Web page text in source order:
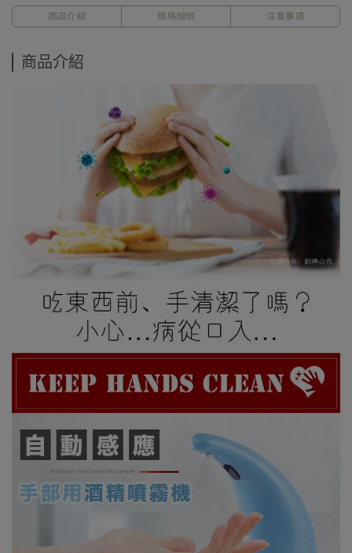
商品介紹 規格說明 注意事項
商品介紹